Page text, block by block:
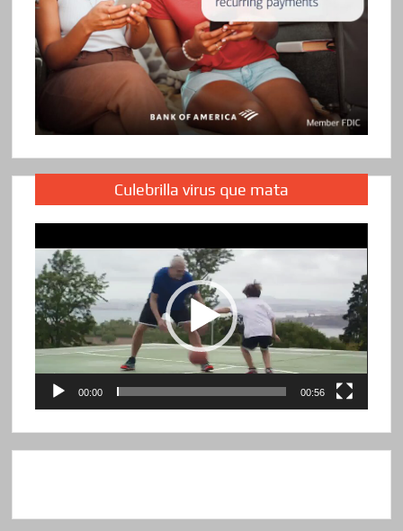
Culebrilla virus que mata
de
vídeo
00:00 00:56